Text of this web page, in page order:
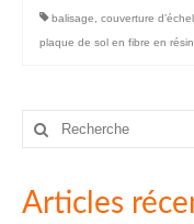
balisage couverture
plaque de sol en fibre en
Rechercher
Articles